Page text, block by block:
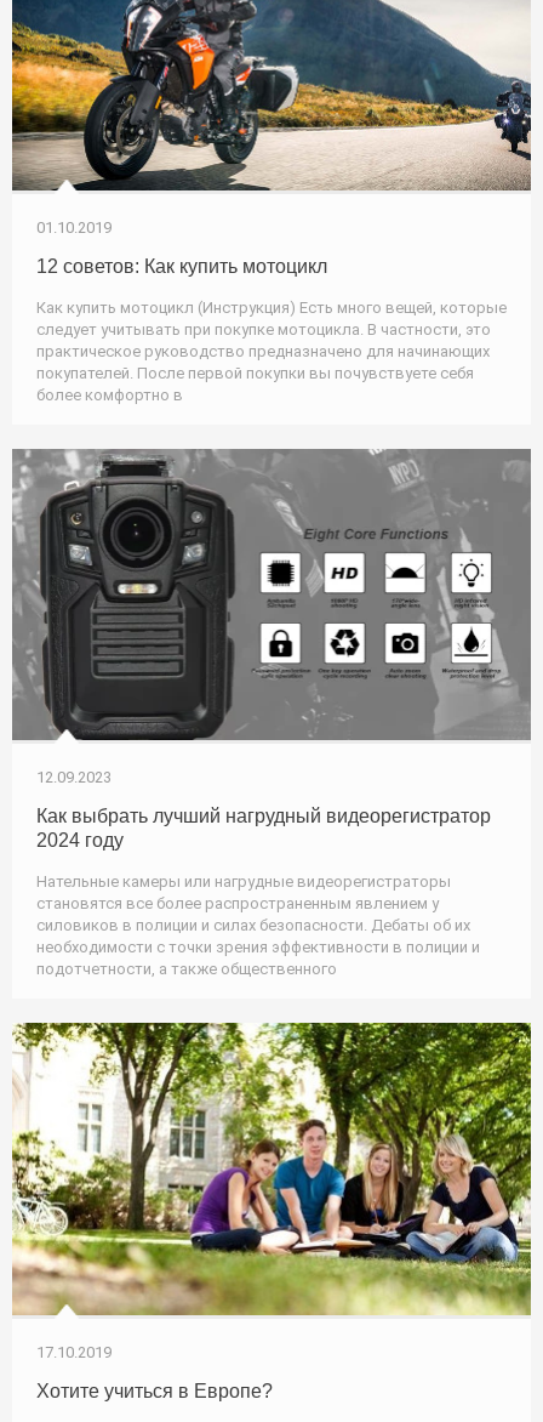
01.10.2019
12 советов: Как купить мотоцикл
Как купить мотоцикл (Инструкция) Есть много вещей, которые
следует учитывать при покупке мотоцикла. В частности, это
практическое руководство предназначено для начинающих
покупателей. После первой покупки вы почувствуете себя
более комфортно в
12.09.2023
Как выбрать лучший нагрудный видеорегистратор
2024 году
Нательные камеры или нагрудные видеорегистраторы
становятся все более распространенным явлением у
силовиков в полиции и силах безопасности. Дебаты об их
необходимости с точки зрения эффективности в полиции и
подотчетности, а также общественного
17.10.2019
Хотите учиться в Европе?